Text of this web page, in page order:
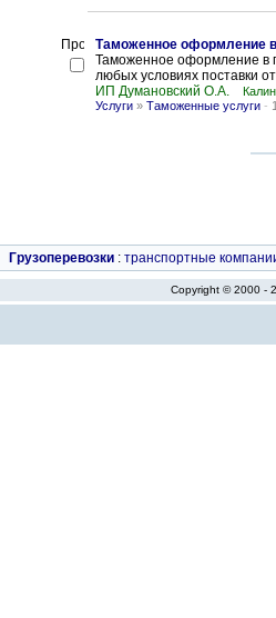
Таможенное оформление в
Таможенное оформление в
любых условиях поставки
ИП Думановский О.А.
Услуги » Таможенные услуги -
Грузоперевозки : транспортные
Copyright © 2000 -